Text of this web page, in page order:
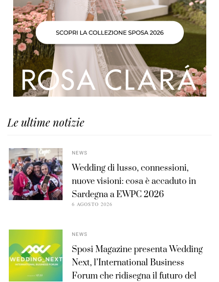
Le ultime notizie
NEWS
Wedding di lusso, connessioni,
nuove visioni: cosa è accaduto in
Sardegna a EWPC 2026
6 AGOSTO 2026
NEWS
Sposi Magazine presenta Wedding
Next, l’International Business
Forum che ridisegna il futuro del